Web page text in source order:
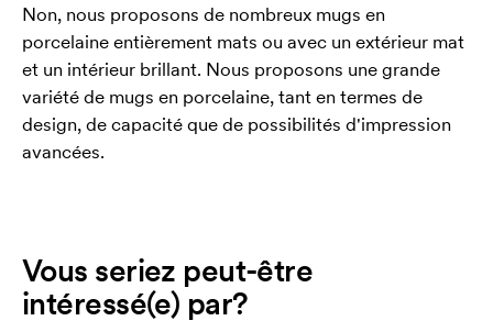
Non, nous proposons de nombreux mugs en
porcelaine entièrement mats ou avec un extérieur mat
et un intérieur brillant. Nous proposons une grande
variété de mugs en porcelaine, tant en termes de
design, de capacité que de possibilités d'impression
avancées.
Vous seriez peut-être
intéressé(e) par?